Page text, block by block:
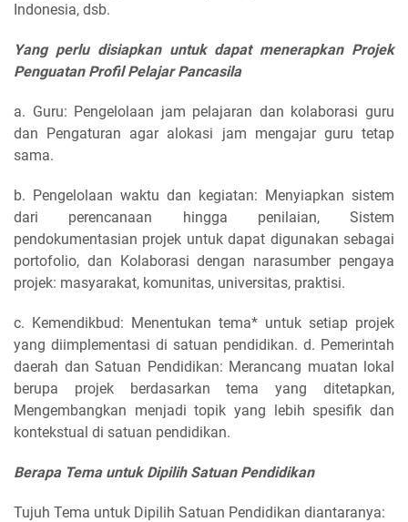
Indonesia, dsb.
Yang perlu disiapkan untuk dapat menerapkan Projek
Penguatan Profil Pelajar Pancasila
a. Guru: Pengelolaan jam pelajaran dan kolaborasi guru
dan Pengaturan agar alokasi jam mengajar guru tetap
sama.
b. Pengelolaan waktu dan kegiatan: Menyiapkan sistem
dari perencanaan hingga penilaian, Sistem
pendokumentasian projek untuk dapat digunakan sebagai
portofolio, dan Kolaborasi dengan narasumber pengaya
projek: masyarakat, komunitas, universitas, praktisi.
c. Kemendikbud: Menentukan tema* untuk setiap projek
yang diimplementasi di satuan pendidikan. d. Pemerintah
daerah dan Satuan Pendidikan: Merancang muatan lokal
berupa projek berdasarkan tema yang ditetapkan,
Mengembangkan menjadi topik yang lebih spesifik dan
kontekstual di satuan pendidikan.
Berapa Tema untuk Dipilih Satuan Pendidikan
Tujuh Tema untuk Dipilih Satuan Pendidikan diantaranya: